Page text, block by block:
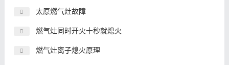
太原燃气灶故障
燃气灶同时开火十秒就熄火
燃气灶离子熄火原理